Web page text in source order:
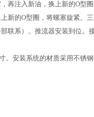
再注入新油，换上新的O型
新的O型圈，将螺塞旋紧。
联系）。 推流器安装到位。
。安装系统的材质采用不锈